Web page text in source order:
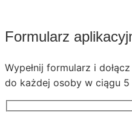
Formularz
Wypełnij formularz i
do każdej osoby w ciągu